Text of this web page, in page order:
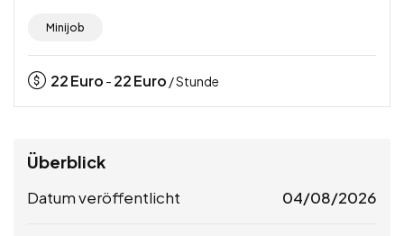
Minijob
22Euro - 22Euro / Stunde
Überblick
Datum veröffentlicht 04/08/2026